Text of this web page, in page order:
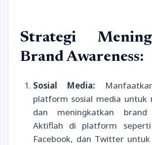
Strategi
Brand Awareness:
Sosial Media:
platform sosial media untuk
dan meningkatkan brand
Aktiflah di platform
Facebook, dan Twitter